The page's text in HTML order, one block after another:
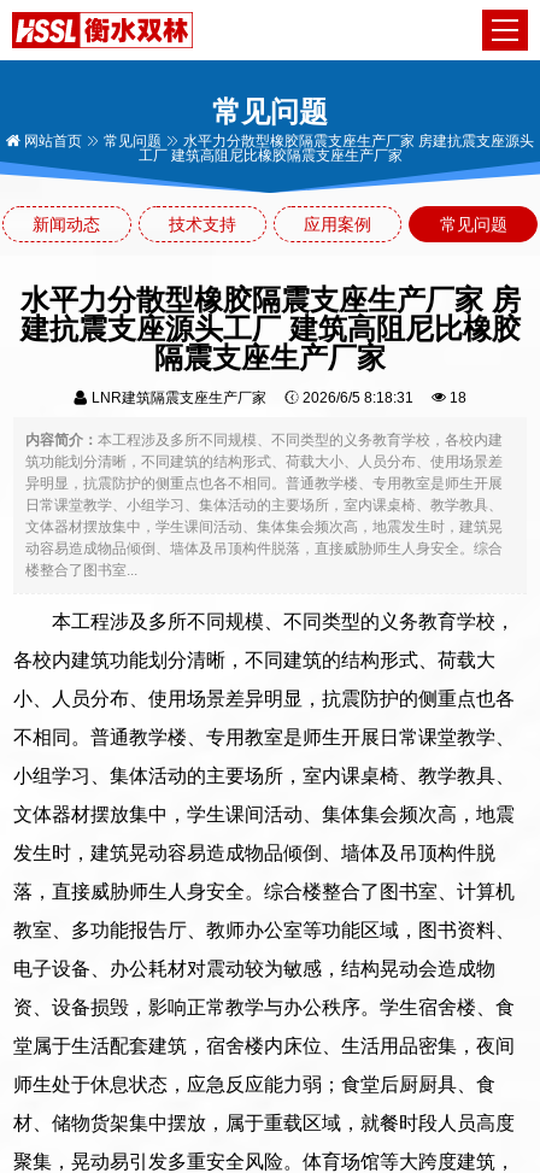
常见问题
网站首页 常见问题
水平力分散型橡胶隔震支座生产厂家 房建抗震支座源头
工厂 建筑高阻尼比橡胶隔震支座生产厂家
新闻动态 技术支持 应用案例 常见问题
水平力分散型橡胶隔震支座生产厂家 房
建抗震支座源头工厂 建筑高阻尼比橡胶
隔震支座生产厂家
LNR建筑隔震支座生产厂家 2026/6/5 8:18:31 18
内容简介：本工程涉及多所不同规模、不同类型的义务教育学校，各校内建
筑功能划分清晰，不同建筑的结构形式、荷载大小、人员分布、使用场景差
异明显，抗震防护的侧重点也各不相同。普通教学楼、专用教室是师生开展
日常课堂教学、小组学习、集体活动的主要场所，室内课桌椅、教学教具、
文体器材摆放集中，学生课间活动、集体集会频次高，地震发生时，建筑晃
动容易造成物品倾倒、墙体及吊顶构件脱落，直接威胁师生人身安全。综合
楼整合了图书室...
本工程涉及多所不同规模、不同类型的义务教育学校，
各校内建筑功能划分清晰，不同建筑的结构形式、荷载大
小、人员分布、使用场景差异明显，抗震防护的侧重点也各
不相同。普通教学楼、专用教室是师生开展日常课堂教学、
小组学习、集体活动的主要场所，室内课桌椅、教学教具、
文体器材摆放集中，学生课间活动、集体集会频次高，地震
发生时，建筑晃动容易造成物品倾倒、墙体及吊顶构件脱
落，直接威胁师生人身安全。综合楼整合了图书室、计算机
教室、多功能报告厅、教师办公室等功能区域，图书资料、
电子设备、办公耗材对震动较为敏感，结构晃动会造成物
资、设备损毁，影响正常教学与办公秩序。学生宿舍楼、食
堂属于生活配套建筑，宿舍楼内床位、生活用品密集，夜间
师生处于休息状态，应急反应能力弱；食堂后厨厨具、食
材、储物货架集中摆放，属于重载区域，就餐时段人员高度
聚集，晃动易引发多重安全风险。体育场馆等大跨度建筑，